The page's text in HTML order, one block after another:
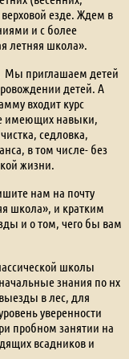
езде. Ждем в
и с более
летняя школа».
Мы приглашаем детей
детей. А
входит курс
имеющих навыки,
седловка,
в том числе- без
жизни.
нам на почту
школа», и кратким
и о том, чего бы вам
школы
знания по нх
в лес, для
уверенности
пробном занятии на
всадников и